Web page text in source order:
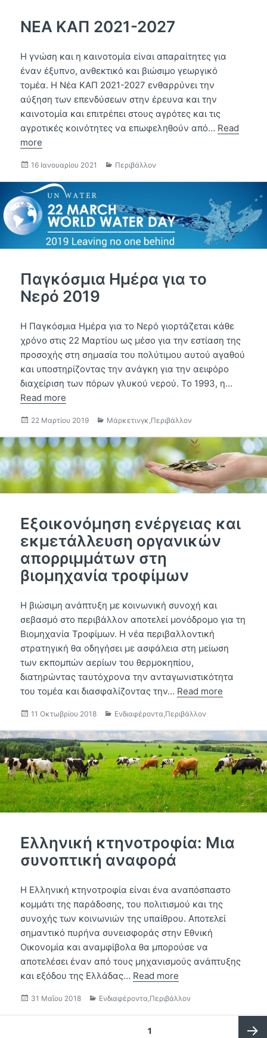
ΝΕΑ ΚΑΠ 2021-2027
Η γνώση και η καινοτομία είναι απαραίτητες για
έναν έξυπνο, ανθεκτικό και βιώσιμο γεωργικό
τομέα. Η Νέα ΚΑΠ 2021-2027 ενθαρρύνει την
αύξηση των επενδύσεων στην έρευνα και την
καινοτομία και επιτρέπει στους αγρότες και τις
αγροτικές κοινότητες να επωφεληθούν από… Read
more
Δημοσιεύτηκε
16 Ιανουαρίου 2021 Κατηγορίες
Περιβάλλον
Παγκόσμια Ημέρα για το
Νερό 2019
Η Παγκόσμια Ημέρα για το Νερό γιορτάζεται κάθε
χρόνο στις 22 Μαρτίου ως μέσο για την εστίαση της
προσοχής στη σημασία του πολύτιμου αυτού αγαθού
και υποστηρίζοντας την ανάγκη για την αειφόρο
διαχείριση των πόρων γλυκού νερού. Το 1993, η…
Read more
Δημοσιεύτηκε
22 Μαρτίου 2019 Κατηγορίες
Μάρκετινγκ ,Περιβάλλον
Εξοικονόμηση ενέργειας και
εκμετάλλευση οργανικών
απορριμμάτων στη
βιομηχανία τροφίμων
Η βιώσιμη ανάπτυξη με κοινωνική συνοχή και
σεβασμό στο περιβάλλον αποτελεί μονόδρομο για τη
Βιομηχανία Τροφίμων. Η νέα περιβαλλοντική
στρατηγική θα οδηγήσει με ασφάλεια στη μείωση
των εκπομπών αερίων του θερμοκηπίου,
διατηρώντας ταυτόχρονα την ανταγωνιστικότητα
του τομέα και διασφαλίζοντας την… Read more
Δημοσιεύτηκε
11 Οκτωβρίου 2018 Κατηγορίες
Ενδιαφέροντα Περιβάλλον
Ελληνική κτηνοτροφία: Μια
συνοπτική αναφορά
Η Ελληνική κτηνοτροφία είναι ένα αναπόσπαστο
κομμάτι της παράδοσης, του πολιτισμού και της
συνοχής των κοινωνιών της υπαίθρου. Αποτελεί
σημαντικό πυρήνα συνεισφοράς στην Εθνική
Οικονομία και αναμφίβολα θα μπορούσε να
αποτελέσει έναν από τους μηχανισμούς ανάπτυξης
και εξόδου της Ελλάδας… Read more
Δημοσιεύτηκε
31 Μαΐου 2018 Κατηγορίες
Ενδιαφέροντα,Περιβάλλον
1